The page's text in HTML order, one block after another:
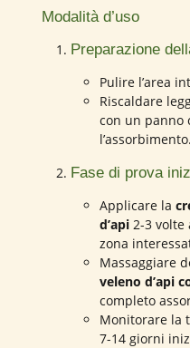
Modalità d’uso
Preparazione
Pulire l’area
Riscaldare
con un panno
l’assorbimento.
Fase di prova
Applicare la
d’api 2-3
zona
Massaggiare
veleno d’api
completo
Monitorare la
7-14 giorni